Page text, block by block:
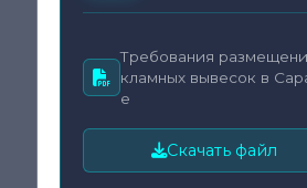
Требования
кламных вывесок в
е
Скачать файл